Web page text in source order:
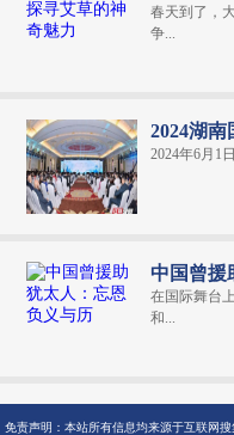
春天到了，
争...
2024湖
2024年6月1
中国曾援
在国际舞台
和...
免责声明：本站所有信息均来源于互联网